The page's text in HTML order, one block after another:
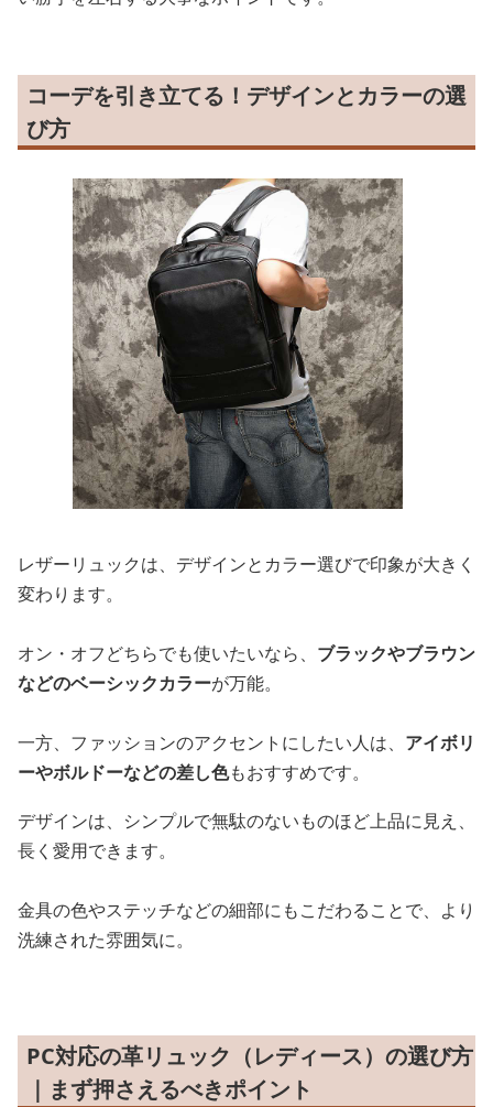
コーデを引き立てる！デザインとカラーの選
び方
レザーリュックは、デザインとカラー選びで印象が大きく
変わります。
オン・オフどちらでも使いたいなら、 ブラックやブラウン
などのベーシックカラーが万能。
一方、ファッションのアクセントにしたい人は、 アイボリ
ーやボルドーなどの差し色もおすすめです。
デザインは、シンプルで無駄のないものほど上品に見え、
長く愛用できます。
金具の色やステッチなどの細部にもこだわることで、より
洗練された雰囲気に。
PC対応の革リュック（レディース）の選び方
｜まず押さえるべきポイント